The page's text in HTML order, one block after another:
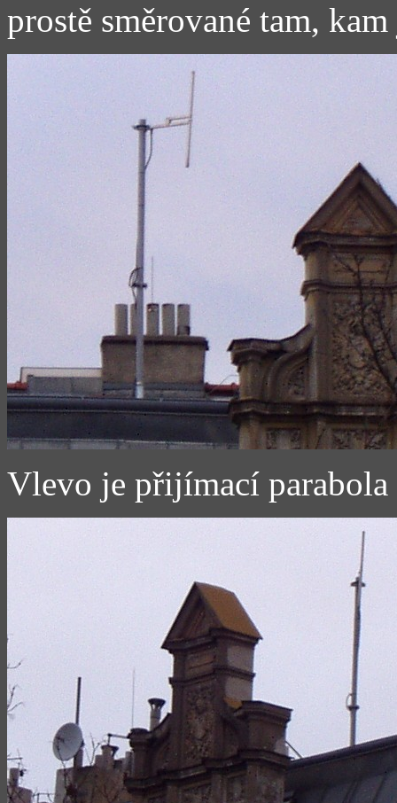
prostě směrované tam,
Vlevo je přijímací